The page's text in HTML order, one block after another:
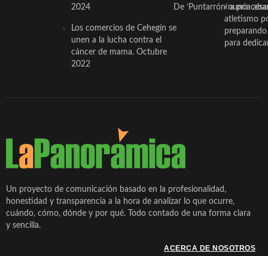
2024
Los comercios de Cehegín se
unen a la lucha contra el
cáncer de mama. Octubre
2022
De ‘Puntarrón’ a«nunca
atletismo
para
Un proyecto de comunicación basado en la profesionalidad,
honestidad y transparencia a la hora de analizar lo que ocurre,
cuándo, cómo, dónde y por qué. Todo contado de una forma clara
y sencilla.
ACERCA DE NOSOTROS